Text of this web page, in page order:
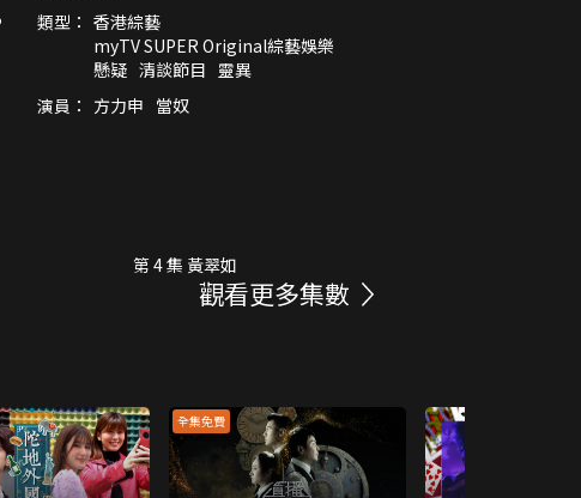
類型： 香港綜藝
myTV SUPER Original綜藝娛樂
懸疑 清談節目 靈異
演員： 方力申 當奴
第 4 集 黃翠如
觀看更多集數
全集免費